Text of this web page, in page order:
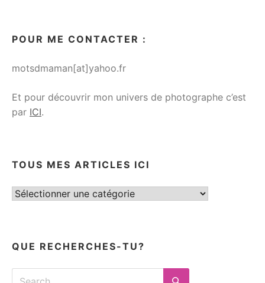
POUR ME CONTACTER :
motsdmaman[at]yahoo.fr
Et pour découvrir mon univers de photographe c’est
par ICI.
TOUS MES ARTICLES ICI
Tous
QUE RECHERCHES-TU?
Search